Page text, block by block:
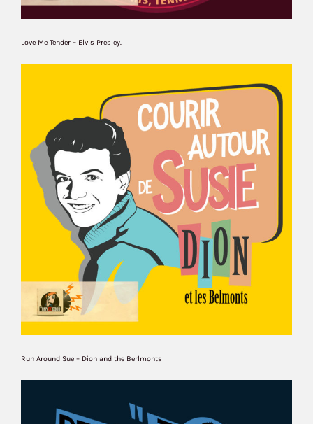
Love Me Tender – Elvis Presley.
Run Around Sue – Dion and the Berlmonts